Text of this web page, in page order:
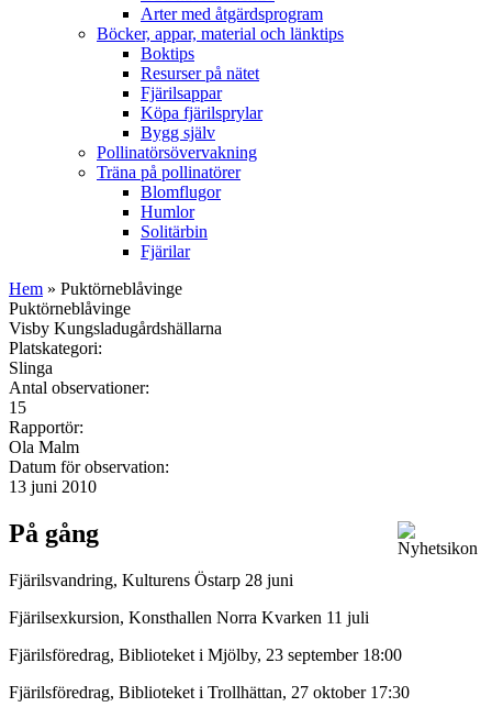
Arter med åtgärdsprogram
Böcker, appar, material och länktips
Boktips
Resurser på nätet
Fjärilsappar
Köpa fjärilsprylar
Bygg själv
Pollinatörsövervakning
Träna på pollinatörer
Blomflugor
Humlor
Solitärbin
Fjärilar
Hem » Puktörneblåvinge
Puktörneblåvinge
Visby Kungsladugårdshällarna
Platskategori:
Slinga
Antal observationer:
15
Rapportör:
Ola Malm
Datum för observation:
13 juni 2010
På gång
Fjärilsvandring, Kulturens Östarp 28 juni
Fjärilsexkursion, Konsthallen Norra Kvarken 11 juli
Fjärilsföredrag, Biblioteket i Mjölby, 23 september 18:00
Fjärilsföredrag, Biblioteket i Trollhättan, 27 oktober 17:30